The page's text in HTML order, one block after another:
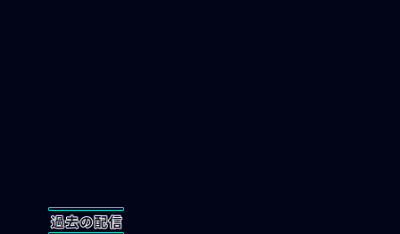
過去の配信